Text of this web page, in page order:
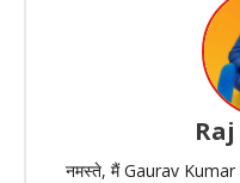
नमस्ते, मैं Gaurav